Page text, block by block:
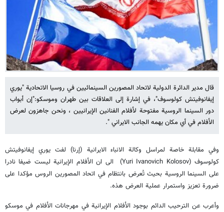
قال مدير الدائرة الدولية لاتحاد المصورين السينمائيين في روسيا الاتحادية "يوري
إيفانوفيتش كولوسوف"، في إشارة إلى العلاقات بين طهران وموسكو:"إن أبواب
دور السينما الروسية مفتوحة لأفلام الفنانين الإيرانيين ، ونحن جاهزون لعرض
الأفلام في أي مكان يهمه الجانب الايراني ".
وفي مقابلة خاصة لمراسل وكالة الانباء الايرانية (إرنا) لفت يوري إيفانوفيتش
كولوسوف (Yuri Ivanovich Kolosov) الى ان الأفلام الإيرانية ليست ضيفا نادرا
على السينما الروسية بحيث تُعرض بانتظام في اتحاد المصورين الروس مؤكدا على
ضرورة تعزيز واستمرار عملية العرض هذه.
وأعرب عن الترحيب الدائم بوجود الأفلام الإيرانية في مهرجانات الأفلام في موسكو